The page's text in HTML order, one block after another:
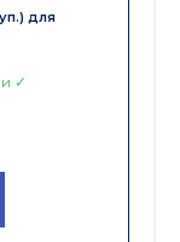
для
✓